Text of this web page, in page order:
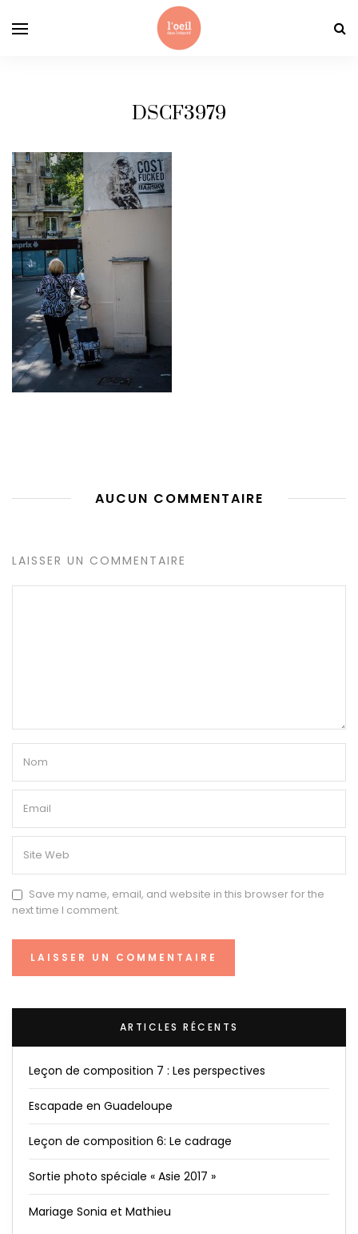
DSCF3979
AUCUN COMMENTAIRE
LAISSER UN COMMENTAIRE
Save my name, email, and website in this browser for the
next time I comment.
ARTICLES RÉCENTS
Leçon de composition 7 : Les perspectives
Escapade en Guadeloupe
Leçon de composition 6: Le cadrage
Sortie photo spéciale « Asie 2017 »
Mariage Sonia et Mathieu